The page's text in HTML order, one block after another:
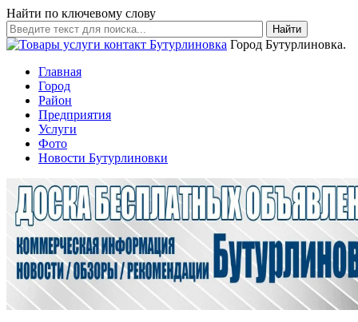
Найти по ключевому слову
Найти
Город Бутурлиновка.
Главная
Город
Район
Предприятия
Услуги
Фото
Новости Бутурлиновки